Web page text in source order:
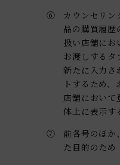
⑥
カウンセリン
品の購買履歴
扱い店舗にお
お渡しするタ
新たに入力さ
トするため
店舗において
体上に表示す
⑦
前各号のほか
た目的のため